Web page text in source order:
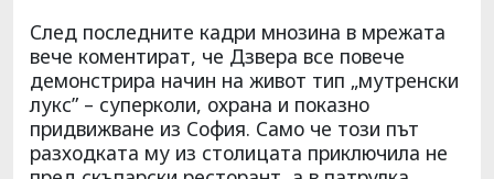
След последните кадри мнозина в мрежата
вече коментират, че Дзвера все повече
демонстрира начин на живот тип „мутренски
лукс” – суперколи, охрана и показно
придвижване из София. Само че този път
разходката му из столицата приключила не